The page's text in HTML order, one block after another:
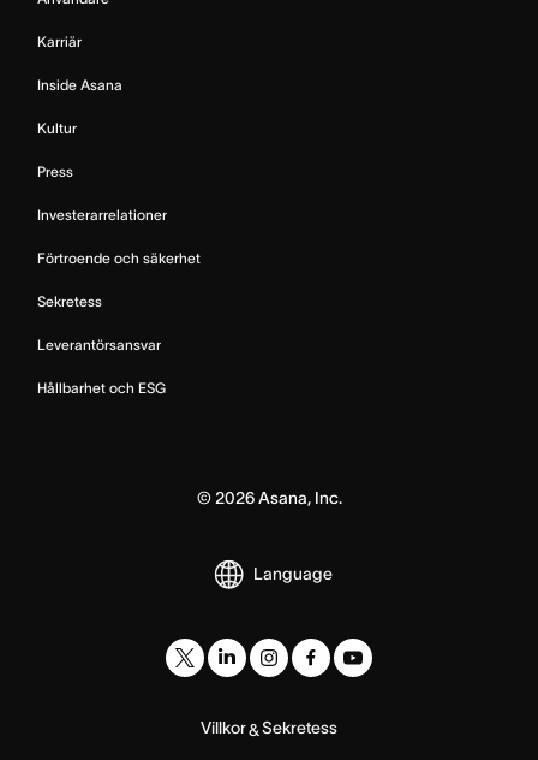
Karriär
Inside Asana
Kultur
Press
Investerarrelationer
Förtroende och säkerhet
Sekretess
Leverantörsansvar
Hållbarhet och ESG
© 2026Asana, Inc.
Language
Villkor&Sekretess